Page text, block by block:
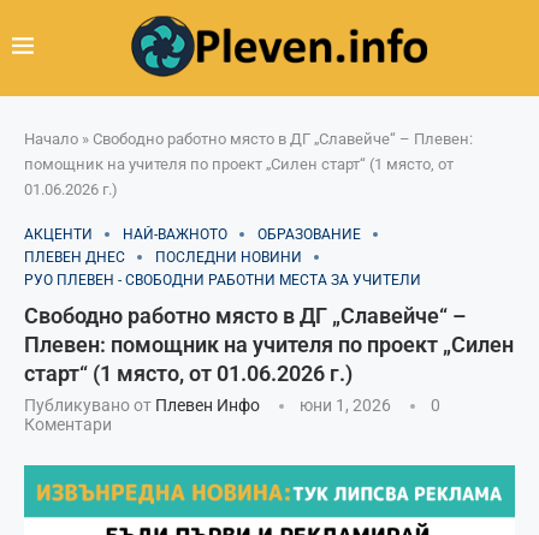
Начало » Свободно работно място в ДГ „Славейче“ – Плевен:
помощник на учителя по проект „Силен старт“ (1 място, от
01.06.2026 г.)
АКЦЕНТИ НАЙ-ВАЖНОТО
ОБРАЗОВАНИЕ
ПЛЕВЕН ДНЕС
ПОСЛЕДНИ НОВИНИ
РУО ПЛЕВЕН - СВОБОДНИ РАБОТНИ МЕСТА ЗА УЧИТЕЛИ
Свободно работно място в ДГ „Славейче“ –
Плевен: помощник на учителя по проект „Силен
старт“ (1 място, от 01.06.2026 г.)
Публикувано от Плевен Инфо юни 1, 2026
0
Коментари